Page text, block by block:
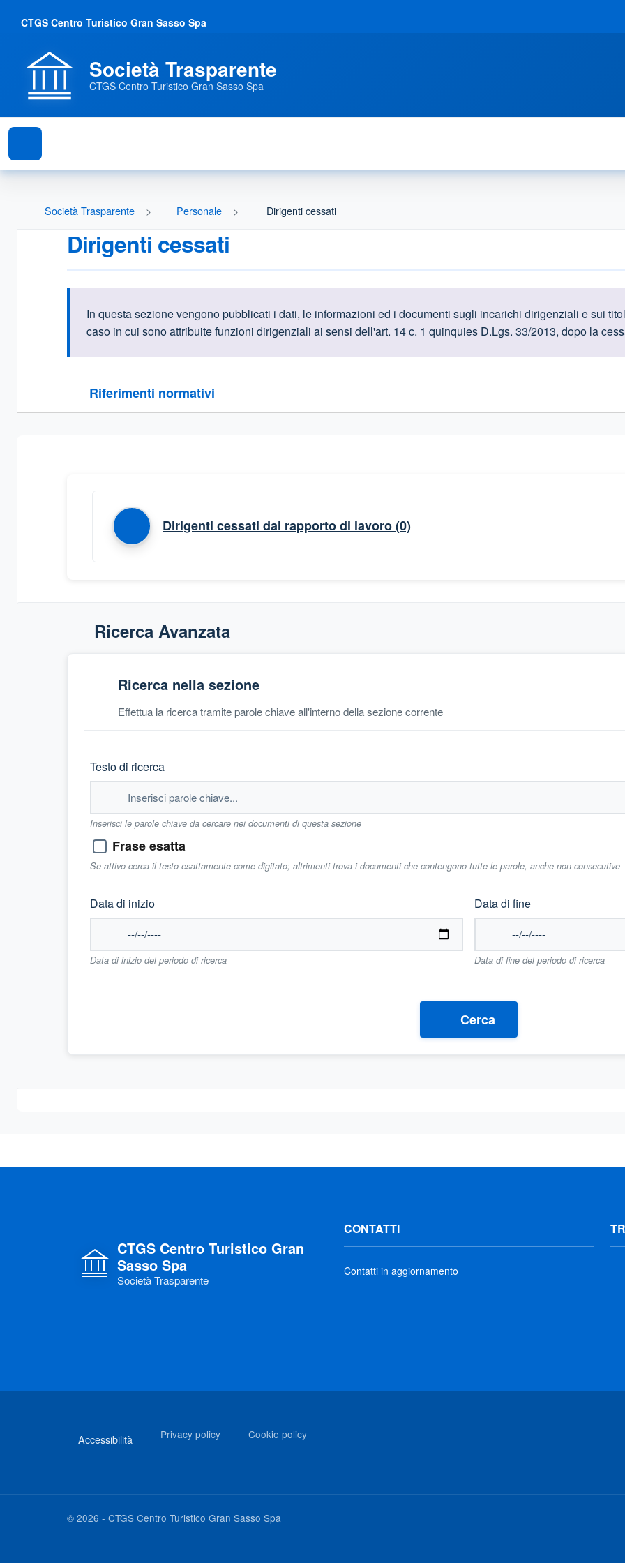
CTGS Centro Turistico Gran Sasso Spa
Società Trasparente
CTGS Centro Turistico Gran Sasso Spa
Società Trasparente Personale Dirigenti cessati
Dirigenti cessati
Informazioni introduttive
In questa sezione vengono pubblicati i dati, le informazioni ed i documenti sugli incarichi dirigenziali e sui
caso in cui sono attribuite funzioni dirigenziali ai sensi dell'art. 14 c. 1 quinquies D.Lgs. 33/2013, dopo la
Riferimenti normativi
Sezione compressa
Dirigenti cessati dal rapporto di lavoro(0)
Ricerca Avanzata
Ricerca nella sezione
Effettua la ricerca tramite parole chiave all'interno della sezione corrente
Testo di ricerca
Inserisci le parole chiave da cercare nei documenti di questa sezione
Frase esatta
Se attivo cerca il testo esattamente come digitato; altrimenti trova i documenti che contengono tutte le parole, anche non consecutive
Data di inizio
Data di inizio del periodo di ricerca
Data di fine
Data di fine del periodo di ricerca
Cerca
CTGS Centro Turistico Gran
Sasso Spa
Società Trasparente
CONTATTI
Contatti in aggiornamento
Accessibilità Privacy policy Cookie policy
© 2026 - CTGS Centro Turistico Gran Sasso Spa